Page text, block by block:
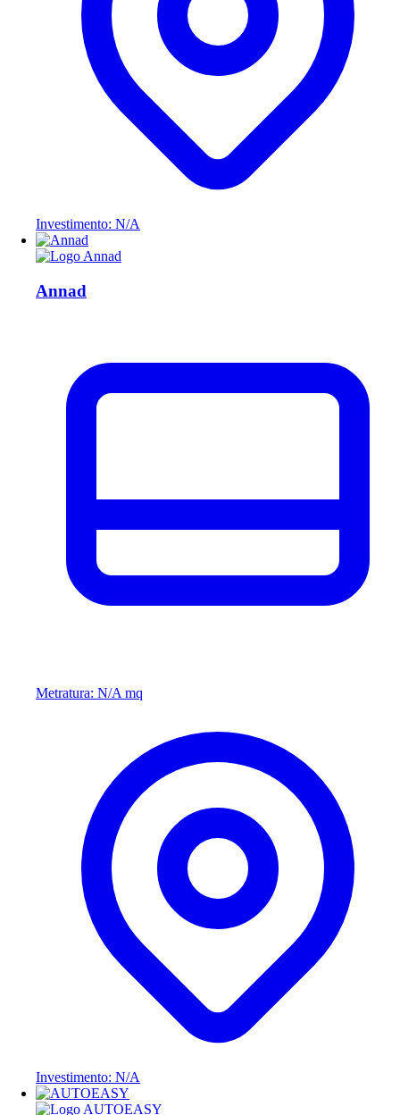
Investimento: N/A
Annad
Metratura: N/A mq
Investimento: N/A